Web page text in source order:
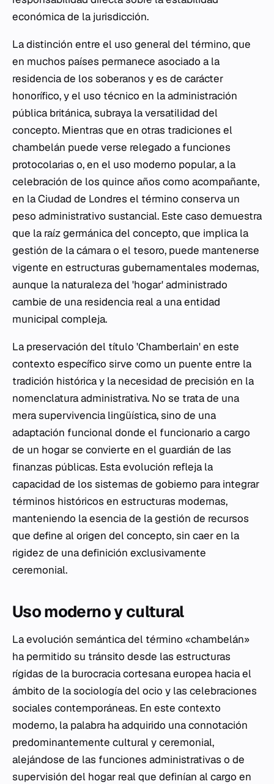
económica de la jurisdicción.
La distinción entre el uso general del término, que
en muchos países permanece asociado a la
residencia de los soberanos y es de carácter
honorífico, y el uso técnico en la administración
pública británica, subraya la versatilidad del
concepto. Mientras que en otras tradiciones el
chambelán puede verse relegado a funciones
protocolarias o, en el uso moderno popular, a la
celebración de los quince años como acompañante,
en la Ciudad de Londres el término conserva un
peso administrativo sustancial. Este caso demuestra
que la raíz germánica del concepto, que implica la
gestión de la cámara o el tesoro, puede mantenerse
vigente en estructuras gubernamentales modernas,
aunque la naturaleza del 'hogar' administrado
cambie de una residencia real a una entidad
municipal compleja.
La preservación del título 'Chamberlain' en este
contexto específico sirve como un puente entre la
tradición histórica y la necesidad de precisión en la
nomenclatura administrativa. No se trata de una
mera supervivencia lingüística, sino de una
adaptación funcional donde el funcionario a cargo
de un hogar se convierte en el guardián de las
finanzas públicas. Esta evolución refleja la
capacidad de los sistemas de gobierno para integrar
términos históricos en estructuras modernas,
manteniendo la esencia de la gestión de recursos
que define al origen del concepto, sin caer en la
rigidez de una definición exclusivamente
ceremonial.
Uso moderno y cultural
La evolución semántica del término «chambelán»
ha permitido su tránsito desde las estructuras
rígidas de la burocracia cortesana europea hacia el
ámbito de la sociología del ocio y las celebraciones
sociales contemporáneas. En este contexto
moderno, la palabra ha adquirido una connotación
predominantemente cultural y ceremonial,
alejándose de las funciones administrativas o de
supervisión del hogar real que definían al cargo en